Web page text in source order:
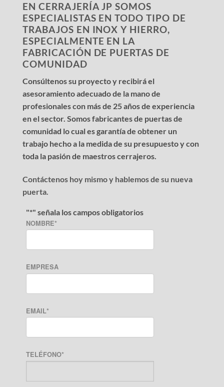
EN CERRAJERÍA JP SOMOS
ESPECIALISTAS EN TODO TIPO DE
TRABAJOS EN INOX Y HIERRO,
ESPECIALMENTE EN LA
FABRICACIÓN DE PUERTAS DE
COMUNIDAD
Consúltenos su proyecto y recibirá el
asesoramiento adecuado de la mano de
profesionales con más de 25 años de experiencia
en el sector. Somos fabricantes de puertas de
comunidad lo cual es garantía de obtener un
trabajo hecho a la medida de su presupuesto y con
toda la pasión de maestros cerrajeros.
Contáctenos hoy mismo y hablemos de su nueva
puerta.
"*" señala los campos obligatorios
NOMBRE*
EMPRESA
EMAIL*
TELÉFONO*